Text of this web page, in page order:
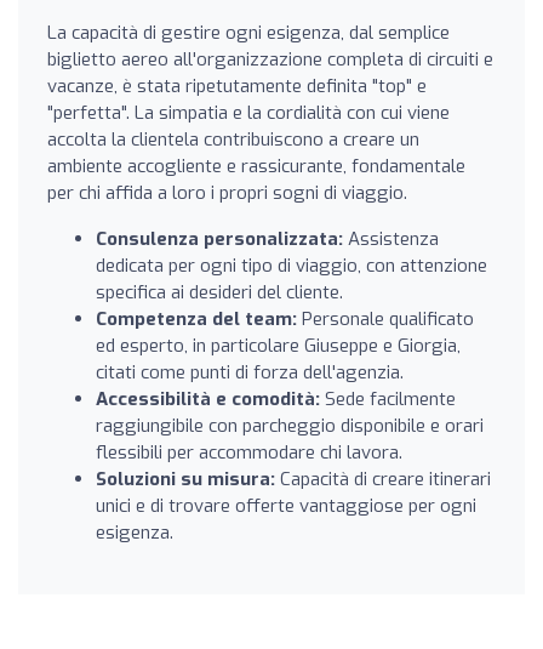
La capacità di gestire ogni esigenza, dal semplice
biglietto aereo all'organizzazione completa di circuiti e
vacanze, è stata ripetutamente definita "top" e
"perfetta". La simpatia e la cordialità con cui viene
accolta la clientela contribuiscono a creare un
ambiente accogliente e rassicurante, fondamentale
per chi affida a loro i propri sogni di viaggio.
Consulenza personalizzata: Assistenza
dedicata per ogni tipo di viaggio, con attenzione
specifica ai desideri del cliente.
Competenza del team: Personale qualificato
ed esperto, in particolare Giuseppe e Giorgia,
citati come punti di forza dell'agenzia.
Accessibilità e comodità: Sede facilmente
raggiungibile con parcheggio disponibile e orari
flessibili per accommodare chi lavora.
Soluzioni su misura: Capacità di creare itinerari
unici e di trovare offerte vantaggiose per ogni
esigenza.